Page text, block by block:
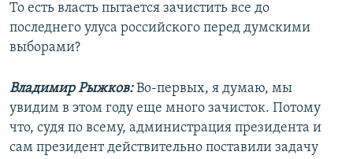
То есть власть пытается зачистить все до
последнего улуса российского перед думскими
выборами?
Владимир Рыжков:Во-первых, я думаю, мы
увидим в этом году еще много зачисток. Потому
что, судя по всему, администрация президента и
сам президент действительно поставили задачу